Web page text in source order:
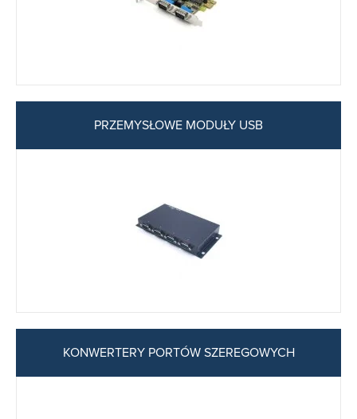
PRZEMYSŁOWE MODUŁY USB
KONWERTERY PORTÓW SZEREGOWYCH